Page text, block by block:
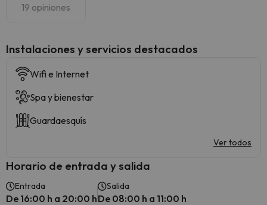
19 opiniones
Instalaciones y servicios destacados
Wifi e Internet
Spa y bienestar
Guardaesquís
Ver todos
Horario de entrada y salida
Entrada
De 16:00 h a 20:00 h
Salida
De 08:00 h a 11:00 h